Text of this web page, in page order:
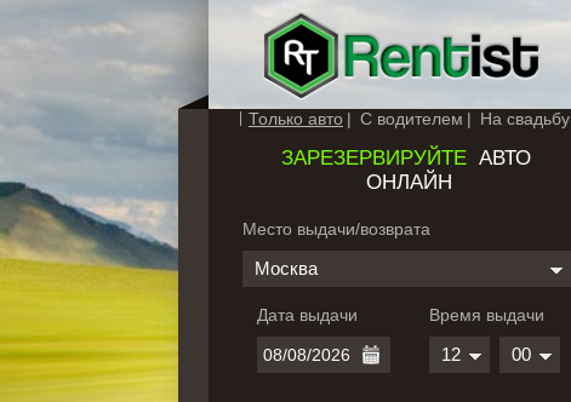
Только авто С водителем На свадьбу
ЗАРЕЗЕРВИРУЙТЕАВТО
ОНЛАЙН
Место выдачи/возврата
Москва
Дата выдачи Время выдачи
12 00